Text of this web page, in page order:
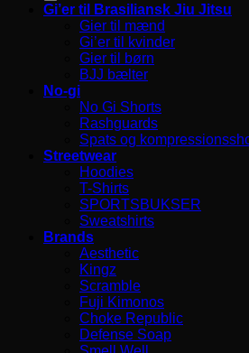
Gi’er til Brasiliansk Jiu Jitsu
Gier til mænd
Gi’er til kvinder
Gier til børn
BJJ bælter
No-gi
No Gi Shorts
Rashguards
Spats og
Streetwear
Hoodies
T-Shirts
SPORTSBUKSER
Sweatshirts
Brands
Aesthetic
Kingz
Scramble
Fuji Kimonos
Choke Republic
Defense Soap